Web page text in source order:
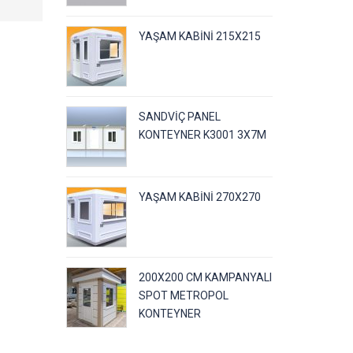
YAŞAM KABINI 215X215
SANDVIÇ PANEL
KONTEYNER K3001 3X7M
YAŞAM KABINI 270X270
200X200 CM KAMPANYALI
SPOT METROPOL
KONTEYNER